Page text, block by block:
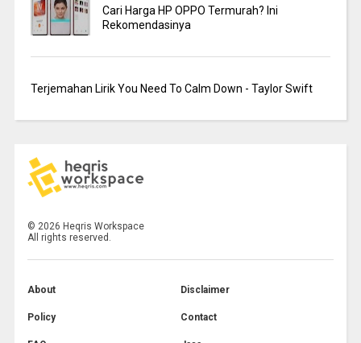
Cari Harga HP OPPO Termurah? Ini
Rekomendasinya
Terjemahan Lirik You Need To Calm Down - Taylor Swift
© 2026 Heqris Workspace
All rights reserved.
About Disclaimer
Policy Contact